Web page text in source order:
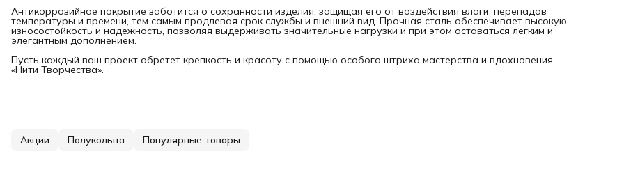
Антикоррозийное покрытие заботится о сохранности изделия, защищая его от воздействия влаги, перепадов
температуры и времени, тем самым продлевая срок службы и внешний вид. Прочная сталь обеспечивает высокую
износостойкость и надежность, позволяя выдерживать значительные нагрузки и при этом оставаться легким и
элегантным дополнением.
Пусть каждый ваш проект обретет крепкость и красоту с помощью особого штриха мастерства и вдохновения —
«Нити Творчества».
Акции Полукольца Популярные товары